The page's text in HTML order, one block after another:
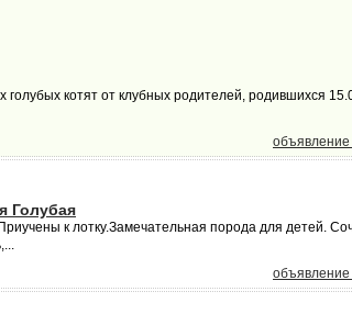
котят от клубных родителей, родившихся
Голубая
к лотку.Замечательная порода для детей.